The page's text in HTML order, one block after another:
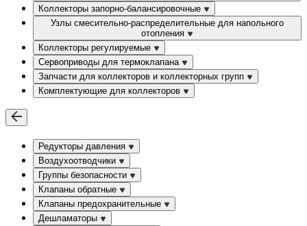
Коллекторы запорно-балансировочные
Узлы смесительно-распределительные для напольного
отопления
Коллекторы регулируемые
Сервоприводы для термоклапана
Запчасти для коллекторов и коллекторных групп
Комплектующие для коллекторов
Редукторы давления
Воздухоотводчики
Группы безопасности
Клапаны обратные
Клапаны предохранительные
Дешламаторы